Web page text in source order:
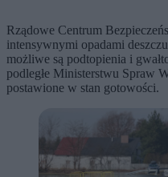
Rządowe Centrum
intensywnymi opadami
możliwe są podtopienia i
podległe Ministerstwu Spraw
postawione w stan gotowości.